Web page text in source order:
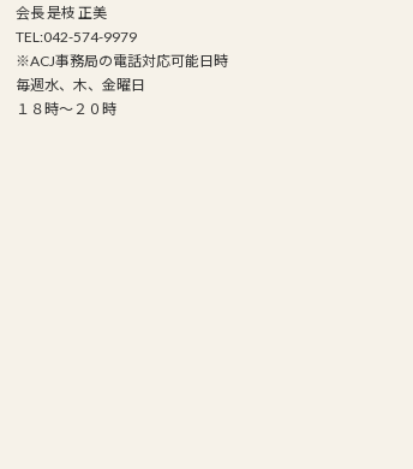
会長 是枝 正美
TEL:042-574-9979
※ACJ事務局の電話対応可能日時
毎週水、木、金曜日
１８時～２０時